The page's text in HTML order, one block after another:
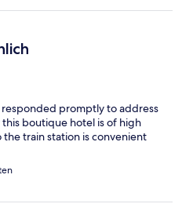
promptly to address
boutique hotel is of high
train station is convenient